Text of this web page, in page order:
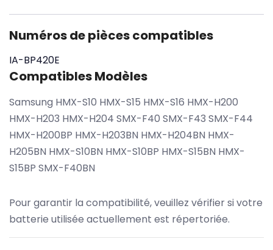
Numéros de pièces compatibles
IA-BP420E
Compatibles Modèles
Samsung HMX-S10 HMX-S15 HMX-S16 HMX-H200
HMX-H203 HMX-H204 SMX-F40 SMX-F43 SMX-F44
HMX-H200BP HMX-H203BN HMX-H204BN HMX-
H205BN HMX-S10BN HMX-S10BP HMX-S15BN HMX-
S15BP SMX-F40BN
Pour garantir la compatibilité, veuillez vérifier si votre
batterie utilisée actuellement est répertoriée.